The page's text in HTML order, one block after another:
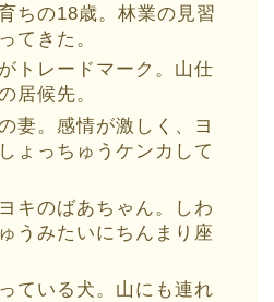
ちの18歳。林業の見習
てきた。
トレードマーク。山仕
居候先。
妻。感情が激しく、ヨ
ょっちゅうケンカして
キのばあちゃん。しわ
うみたいにちんまり座
ている犬。山にも連れ